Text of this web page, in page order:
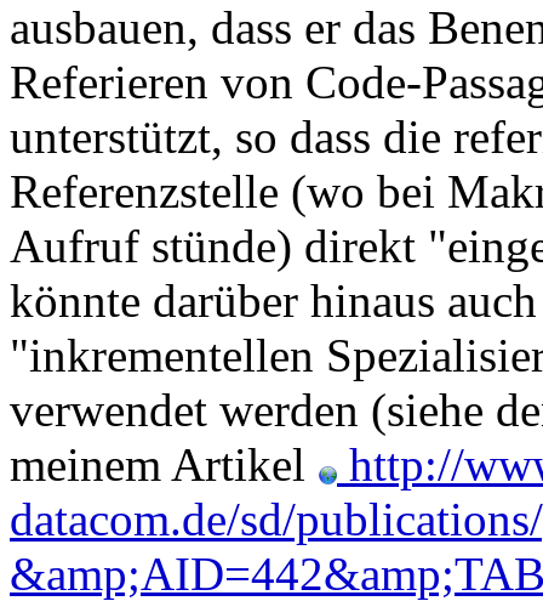
ausbauen, dass er das
Referieren von Code-
unterstützt, so dass die
Referenzstelle (wo bei
Aufruf stünde) direkt
könnte darüber hinaus
"inkrementellen
verwendet werden (siehe
meinem Artikel
http://
datacom.de/sd/